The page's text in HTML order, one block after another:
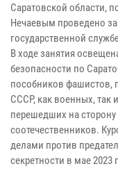
Саратовской области,
Нечаевым проведено
государственной
В ходе занятия
безопасности по
пособников фашистов,
СССР, как военных, так
перешедших на
соотечественников.
делами против
секретности в мае 2023